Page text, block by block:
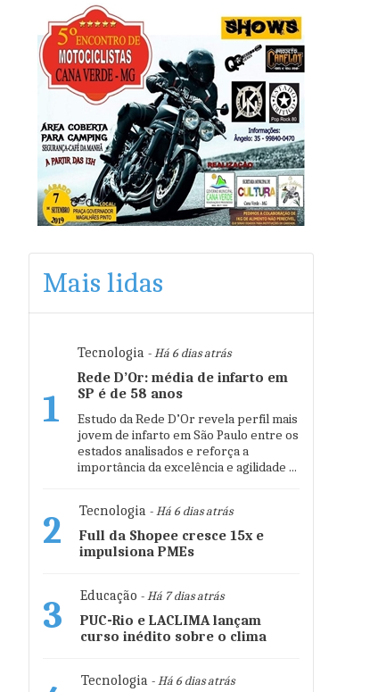
Mais lidas
1
Tecnologia - Há 6 dias atrás
Rede D’Or: média de infarto em
SP é de 58 anos
Estudo da Rede D’Or revela perfil mais
jovem de infarto em São Paulo entre os
estados analisados e reforça a
importância da excelência e agilidade ...
2 Tecnologia - Há 6 dias atrás
Full da Shopee cresce 15x e
impulsiona PMEs
3 Educação - Há 7 dias atrás
PUC-Rio e LACLIMA lançam
curso inédito sobre o clima
Tecnologia - Há 6 dias atrás